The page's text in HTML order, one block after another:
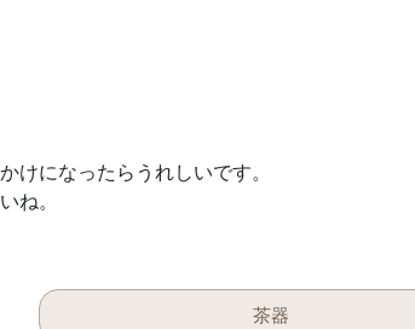
けになったらうれしいです。
ね。
茶器